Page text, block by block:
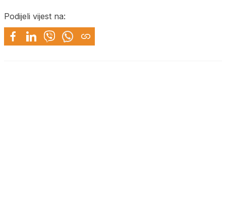
Podijeli vijest na: